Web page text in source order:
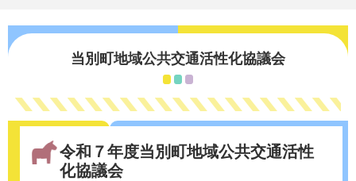
文
当別町地域公共交通活性化協議会
令和７年度当別町地域公共交通活性
化協議会